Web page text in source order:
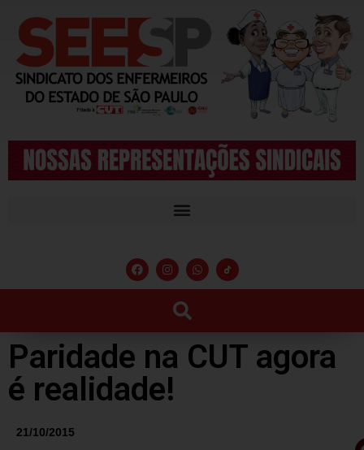
Paridade na CUT agora
é realidade!
21/10/2015